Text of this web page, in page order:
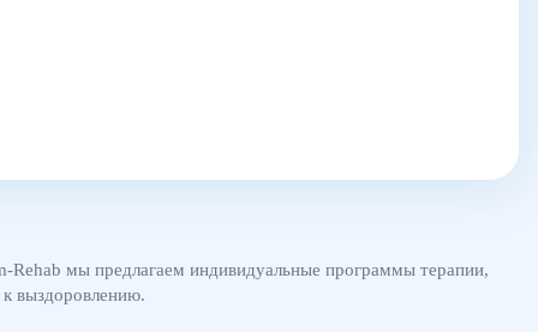
Rehab мы предлагаем индивидуальные программы терапии,
выздоровлению.